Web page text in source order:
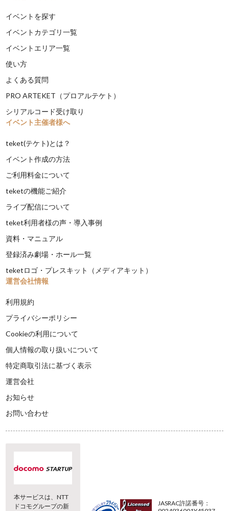
イベントを探す
イベントカテゴリ一覧
イベントエリア一覧
使い方
よくある質問
PRO ARTEKET（プロアルテケト）
シリアルコード受け取り
イベント主催者様へ
teket(テケト)とは？
イベント作成の方法
ご利用料金について
teketの機能ご紹介
ライブ配信について
teket利用者様の声・導入事例
資料・マニュアル
登録済み劇場・ホール一覧
teketロゴ・プレスキット（メディアキット）
運営会社情報
利用規約
プライバシーポリシー
Cookieの利用について
個人情報の取り扱いについて
特定商取引法に基づく表示
運営会社
お知らせ
お問い合わせ
本サービスは、NTT
ドコモグループの新
JASRAC許諾番号：